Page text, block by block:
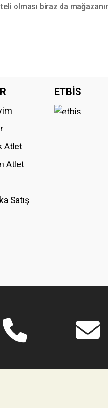
olması biraz da
Atlet
Atlet
Satış
ETBİS